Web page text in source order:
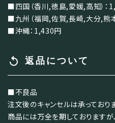
■四国（香川,徳島,愛媛,高知）：
■九州（福岡,佐賀,長崎,大分,熊
■沖縄：1,430円
replay 返品について
■不良品
注文後のキャンセルは承っており
商品には万全を期しております